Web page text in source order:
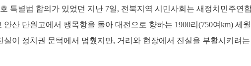
특별법 합의가 있었던 지난 7일, 전북지역 시민사회는 새정치민주연
산 단원고에서 팽목항을 돌아 대전으로 향하는 1900리(750여km) 세
이 정치권 문턱에서 멈췄지만, 거리와 현장에서 진실을 부활시키려